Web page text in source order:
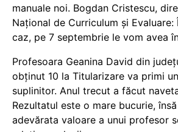
manuale noi. Bogdan Cristescu,
Național de Curriculum și Evaluare:
caz, pe 7 septembrie le vom avea
Profesoara Geanina David din
obținut 10 la Titularizare va primi
suplinitor. Anul trecut a făcut
Rezultatul este o mare bucurie,
adevărata valoare a unui profesor